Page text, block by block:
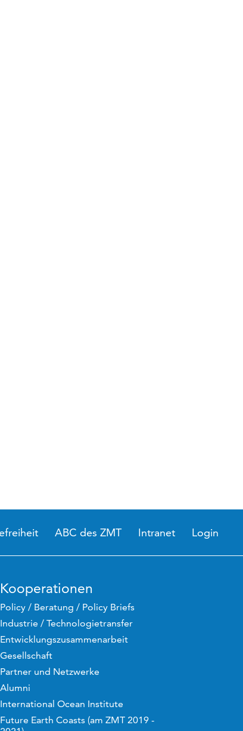
ABC des ZMT Intranet Login
Kooperationen
Policy / Beratung / Policy Briefs
Industrie / Technologietransfer
Entwicklungszusammenarbeit
Gesellschaft
Partner und Netzwerke
Alumni
International Ocean Institute
Future Earth Coasts (am ZMT 2019 -